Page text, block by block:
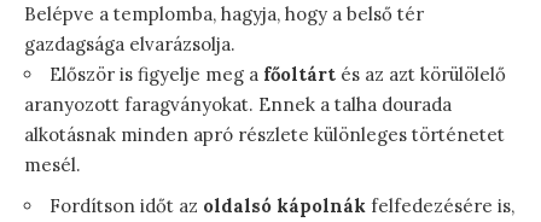
Belépve a templomba, hagyja, hogy a belső tér
gazdagsága elvarázsolja.
Először is figyelje meg a főoltárt és az azt körülölelő
aranyozott faragványokat. Ennek a talha dourada
alkotásnak minden apró részlete különleges történetet
mesél.
Fordítson időt az oldalsó kápolnák felfedezésére is,